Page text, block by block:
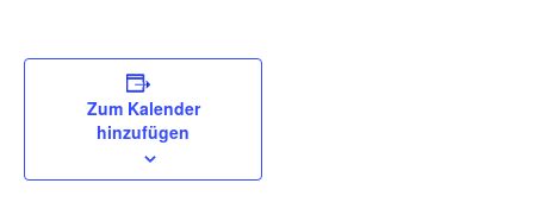
Zum Kalender
hinzufügen